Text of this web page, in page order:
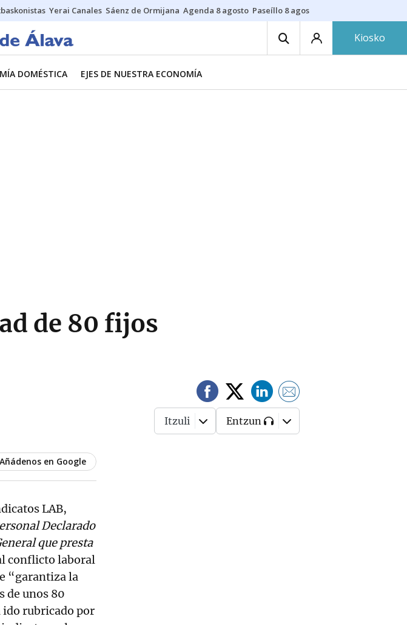
Yerai Canales Sáenz de Ormijana Agenda 8 agosto Paseíllo 8 agosto
Kiosko
DOMÉSTICA EJES DE NUESTRA ECONOMÍA
de 80 fijos
Itzuli Entzun
Añádenos en Google
LAB,
Declarado
que presta
conflicto laboral
“garantiza la
de unos 80
ido rubricado por